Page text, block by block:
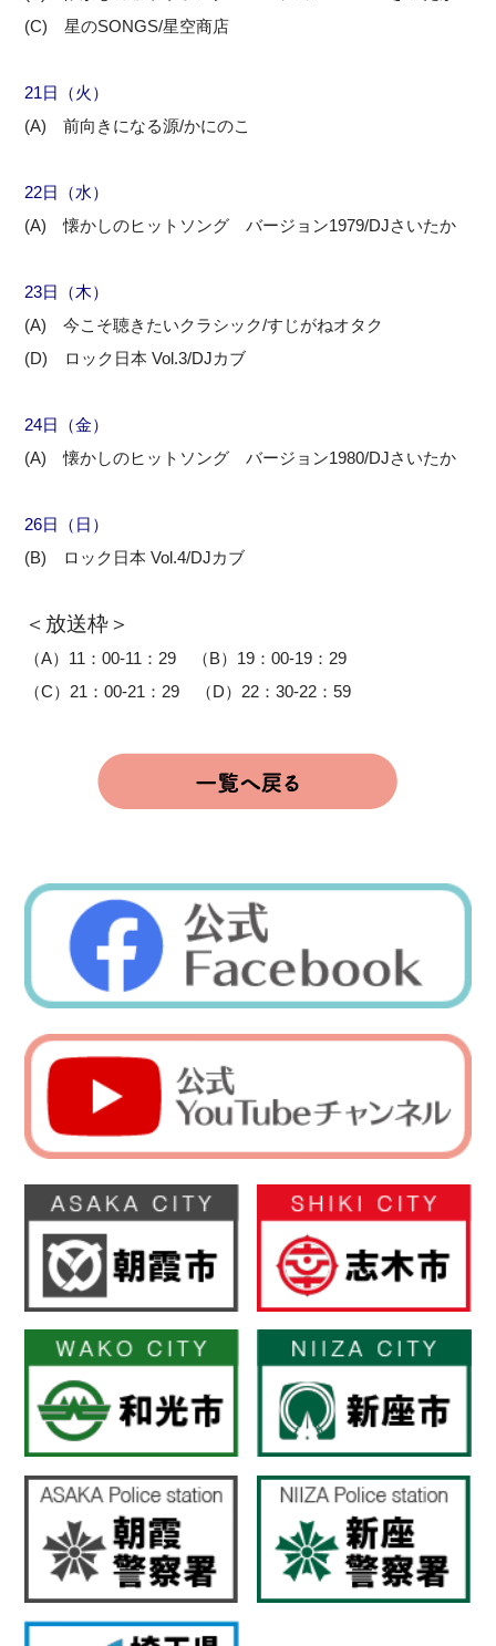
(C) 星のSONGS/星空商店
21日（火）
(A) 前向きになる源/かにのこ
22日（水）
(A) 懐かしのヒットソング バージョン1979/DJさいたか
23日（木）
(A) 今こそ聴きたいクラシック/すじがねオタク
(D) ロック日本 Vol.3/DJカブ
24日（金）
(A) 懐かしのヒットソング バージョン1980/DJさいたか
26日（日）
(B) ロック日本 Vol.4/DJカブ
＜放送枠＞
（A）11：00-11：29 （B）19：00-19：29
（C）21：00-21：29 （D）22：30-22：59